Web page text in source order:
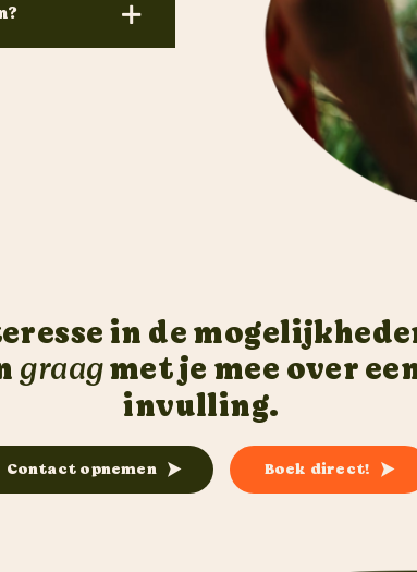
in de
graagmet je mee over
invulling.
Contact opnemen Boek direct!